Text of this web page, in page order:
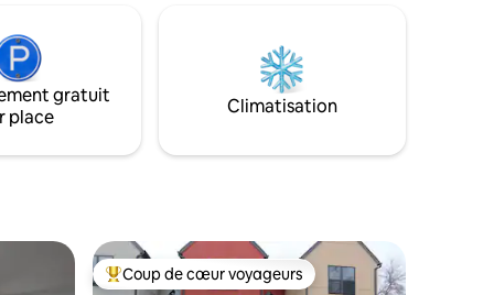
9,9 ch)
Hocking Hills Douche à l'italienne・
luxueuse et double vasque ・Idéal pour
un week-end romantique ou une retraite
l'annonce complète pour tous les détails
gratuit
place
Climatisation
Coups de cœur voyageurs les plus appréciés
Coup de cœur voyageurs